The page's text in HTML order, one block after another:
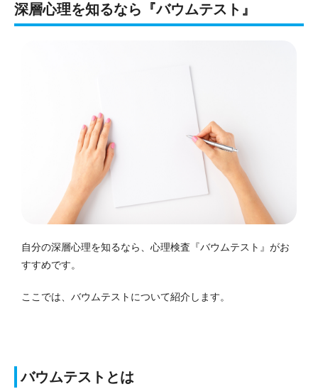
深層心理を知るなら『バウムテスト』
自分の深層心理を知るなら、心理検査『バウムテスト』がお
すすめです。
ここでは、バウムテストについて紹介します。
バウムテストとは